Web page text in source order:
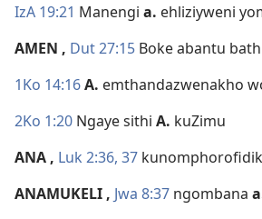
IzA 19:21 Manengi a. ehliziyweni
AMEN , Dut 27:15 Boke abantu
1Ko 14:16A. emthandazwenakho
2Ko 1:20 Ngaye sithi A. kuZimu
ANA , Luk 2:36, 37
ANAMUKELI , Jwa 8:37 ngombana